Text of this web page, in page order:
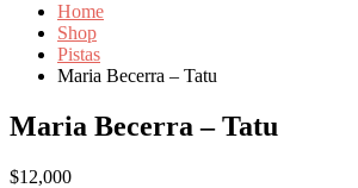
Home
Shop
Pistas
Maria Becerra – Tatu
Maria Becerra – Tatu
$12,000